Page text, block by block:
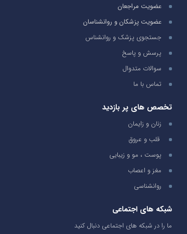
عضویت مراجعان
عضویت پزشکان و روانشناسان
جستجوی پزشک و روانشناس
پرسش و پاسخ
سوالات متدوال
تماس با ما
تخصص های پر بازدید
زنان و زایمان
قلب و عروق
پوست ، مو و زیبایی
مغز و اعصاب
روانشناسی
شبکه های اجتماعی
ما را در شبکه های اجتماعی دنبال کنید